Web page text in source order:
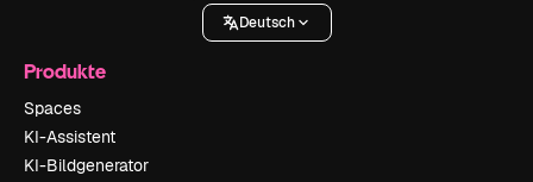
Deutsch
Produkte
Spaces
KI-Assistent
KI-Bildgenerator